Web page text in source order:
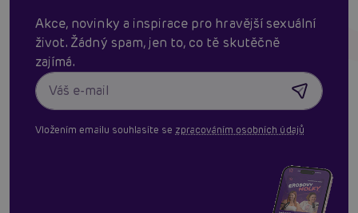
Akce, novinky a inspirace pro hravější sexuální
život. Žádný spam, jen to, co tě skutěčně
zajímá.
Vložením emailu souhlasíte se zpracováním osobních údajů